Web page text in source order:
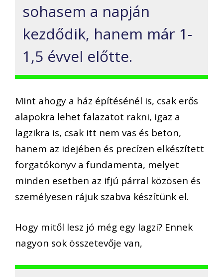
sohasem a napján
kezdődik, hanem már 1-
1,5 évvel előtte.
Mint ahogy a ház építésénél is, csak erős
alapokra lehet falazatot rakni, igaz a
lagzikra is, csak itt nem vas és beton,
hanem az idejében és precízen elkészített
forgatókönyv a fundamenta, melyet
minden esetben az ifjú párral közösen és
személyesen rájuk szabva készítünk el.
Hogy mitől lesz jó még egy lagzi? Ennek
nagyon sok összetevője van,